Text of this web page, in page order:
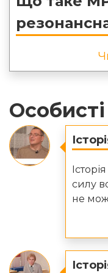
Особисті
силу
не